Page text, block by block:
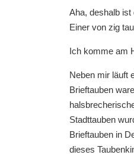
Aha, deshalb
Einer von zig
Ich komme am
Neben mir läuft
Brieftauben
Stadttauben
Brieftauben in
dieses